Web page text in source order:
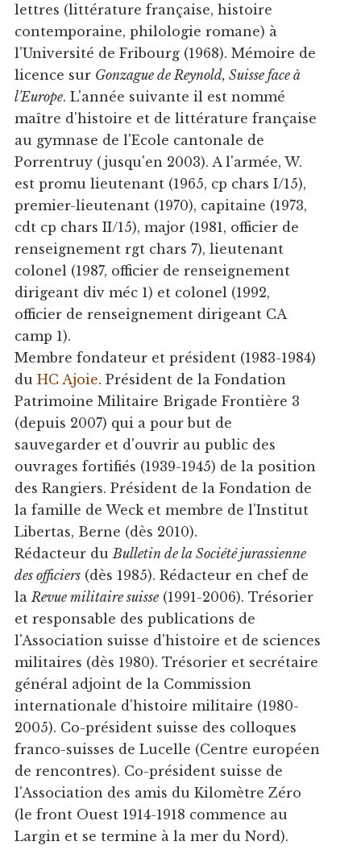
lettres (littérature française, histoire
contemporaine, philologie romane) à
l'Université de Fribourg (1968). Mémoire de
licence sur Gonzague de Reynold, Suisse face à
l'Europe. L'année suivante il est nommé
maître d'histoire et de littérature française
au gymnase de l'Ecole cantonale de
Porrentruy (jusqu'en 2003). A l'armée, W.
est promu lieutenant (1965, cp chars I/15),
premier-lieutenant (1970), capitaine (1973,
cdt cp chars II/15), major (1981, officier de
renseignement rgt chars 7), lieutenant
colonel (1987, officier de renseignement
dirigeant div méc 1) et colonel (1992,
officier de renseignement dirigeant CA
camp 1).
Membre fondateur et président (1983-1984)
du HC Ajoie. Président de la Fondation
Patrimoine Militaire Brigade Frontière 3
(depuis 2007) qui a pour but de
sauvegarder et d'ouvrir au public des
ouvrages fortifiés (1939-1945) de la position
des Rangiers. Président de la Fondation de
la famille de Weck et membre de l'Institut
Libertas, Berne (dès 2010).
Rédacteur du Bulletin de la Société jurassienne
des officiers(dès 1985). Rédacteur en chef de
la Revue militaire suisse(1991-2006). Trésorier
et responsable des publications de
l'Association suisse d'histoire et de sciences
militaires (dès 1980). Trésorier et secrétaire
général adjoint de la Commission
internationale d'histoire militaire (1980-
2005). Co-président suisse des colloques
franco-suisses de Lucelle (Centre européen
de rencontres). Co-président suisse de
l'Association des amis du Kilomètre Zéro
(le front Ouest 1914-1918 commence au
Largin et se termine à la mer du Nord).